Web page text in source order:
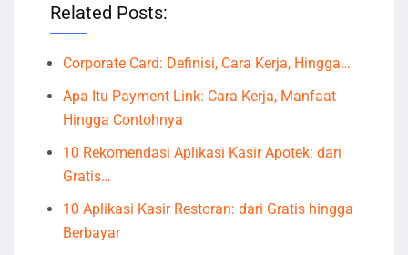
Related Posts:
Corporate Card: Definisi, Cara Kerja, Hingga…
Apa Itu Payment Link: Cara Kerja, Manfaat
Hingga Contohnya
10 Rekomendasi Aplikasi Kasir Apotek: dari
Gratis…
10 Aplikasi Kasir Restoran: dari Gratis hingga
Berbayar